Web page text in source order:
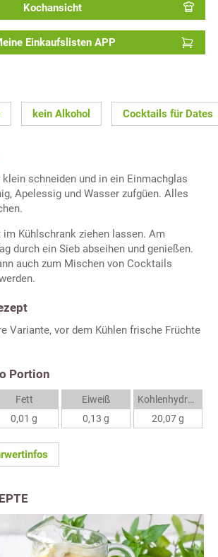
Kochansicht
Einkaufslisten APP
kein Alkohol Cocktails für Dates
klein schneiden und in ein Einmachglas
Apelessig und Wasser zufgüen. Alles
im Kühlschrank ziehen lassen. Am
durch ein Sieb abseihen und genießen.
auch zum Mischen von Cocktails
Variante, vor dem Kühlen frische Früchte
Portion
Fett
0,01 g
Eiweiß
0,13 g
Kohlenhydrate
20,07 g